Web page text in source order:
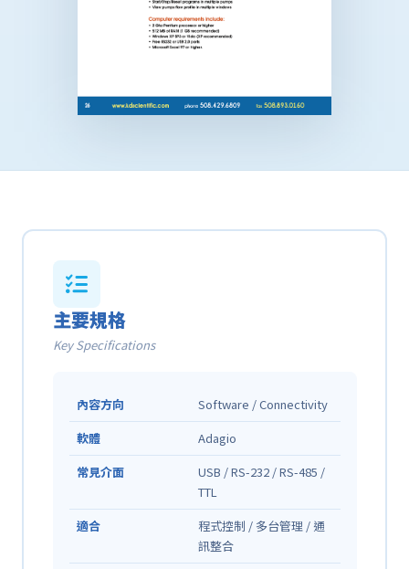
主要規格
Key Specifications
內容方向
Software / Connectivity
軟體
Adagio
常見介面
USB / RS-232 / RS-485 /
TTL
適合
程式控制 / 多台管理 / 通
訊整合